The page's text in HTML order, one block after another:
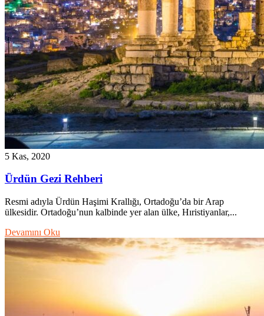
5 Kas, 2020
Ürdün Gezi Rehberi
Resmi adıyla Ürdün Haşimi Krallığı, Ortadoğu’da bir Arap
ülkesidir. Ortadoğu’nun kalbinde yer alan ülke, Hıristiyanlar,...
Devamını Oku